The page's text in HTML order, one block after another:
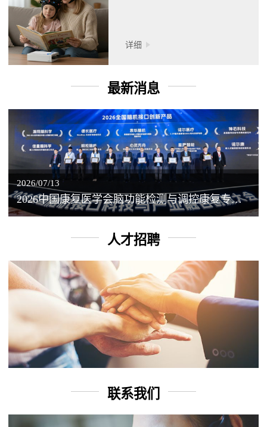
详细
最新消息
2026/07/13
2026中国康复医学会脑功能检测与调控康复专业委员会学术年会丨脑客中国：脑机接口——EEG驱动TMS闭环调控工作坊
人才招聘
联系我们